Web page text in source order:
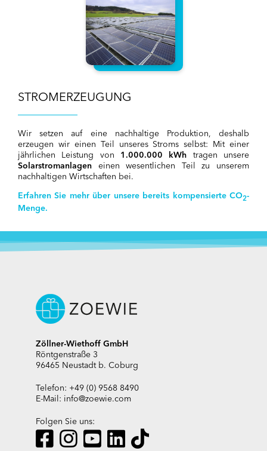
STROMERZEUGUNG
Wir setzen auf eine nachhaltige Produktion, deshalb
erzeugen wir einen Teil unseres Stroms selbst: Mit einer
jährlichen Leistung von 1.000.000 kWh tragen unsere
Solarstromanlagen einen wesentlichen Teil zu unserem
nachhaltigen Wirtschaften bei.
Erfahren Sie mehr über unsere bereits kompensierte CO2-
Menge.
Zöllner-Wiethoff GmbH
Röntgenstraße 3
96465 Neustadt b. Coburg
Telefon: +49 (0) 9568 8490
E-Mail: info@zoewie.com
Folgen Sie uns: